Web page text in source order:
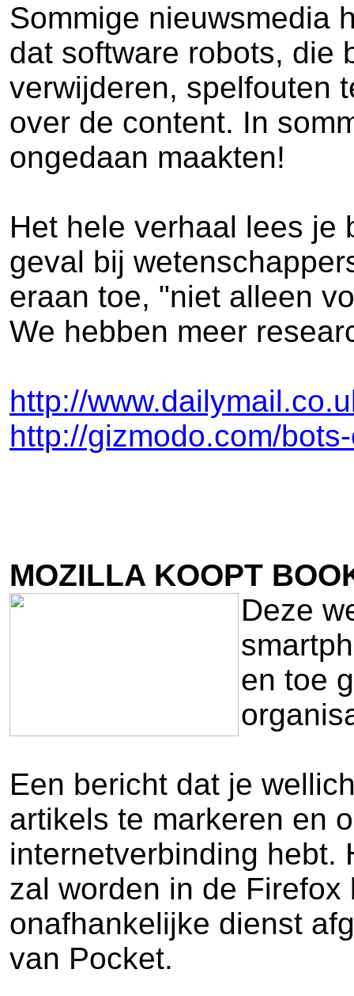
Sommige nieuwsmedia
dat software robots, die
verwijderen, spelfouten
over de content. In
ongedaan maakten!
Het hele verhaal lees je
geval bij
eraan toe, "niet alleen
We hebben meer
http://
http://gizmodo.com/
MOZILLA KOOPT
Deze
en toe
Een bericht dat je
artikels te markeren en
internetverbinding hebt.
zal worden in de
onafhankelijke dienst
van Pocket.